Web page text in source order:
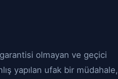
garantisi olmayan ve geçici
yapılan ufak bir müdahale,